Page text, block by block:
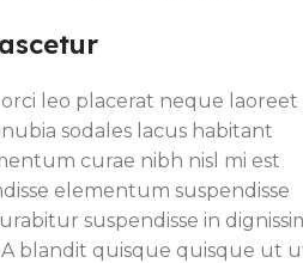
leo placerat neque laoreet
sodales lacus habitant
curae nibh nisl mi est
elementum suspendisse
suspendisse in
A blandit quisque quisque ut